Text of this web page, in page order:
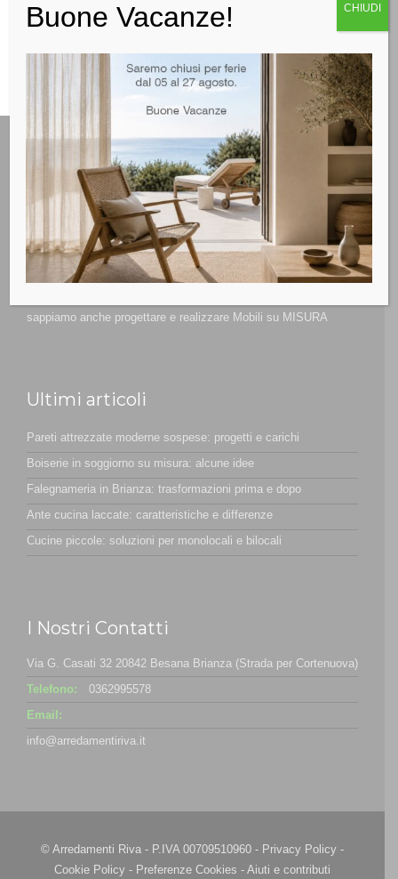
sappiamo anche progettare e realizzare Mobili su MISURA
Ultimi articoli
Pareti attrezzate moderne sospese: progetti e carichi
Boiserie in soggiorno su misura: alcune idee
Falegnameria in Brianza: trasformazioni prima e dopo
Ante cucina laccate: caratteristiche e differenze
Cucine piccole: soluzioni per monolocali e bilocali
I Nostri Contatti
Via G. Casati 32 20842 Besana Brianza (Strada per Cortenuova)
Telefono:
0362995578
Email:
info@arredamentiriva.it
© Arredamenti Riva - P.IVA 00709510960 - Privacy Policy -
Cookie Policy - Preferenze Cookies - Aiuti e contributi
Buone Vacanze! CHIUDI